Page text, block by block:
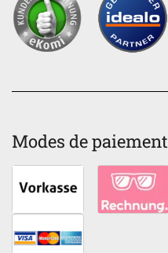
Modes de paiement